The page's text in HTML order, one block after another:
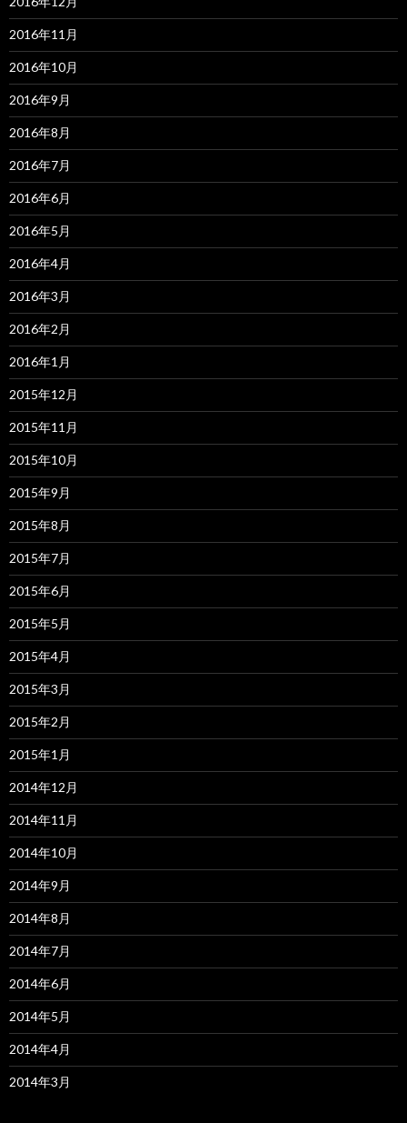
2016年11月
2016年10月
2016年9月
2016年8月
2016年7月
2016年6月
2016年5月
2016年4月
2016年3月
2016年2月
2016年1月
2015年12月
2015年11月
2015年10月
2015年9月
2015年8月
2015年7月
2015年6月
2015年5月
2015年4月
2015年3月
2015年2月
2015年1月
2014年12月
2014年11月
2014年10月
2014年9月
2014年8月
2014年7月
2014年6月
2014年5月
2014年4月
2014年3月